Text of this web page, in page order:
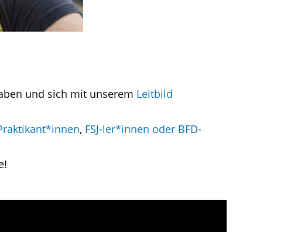
und sich mit unserem Leitbild
, FSJ-ler*innen oder BFD-